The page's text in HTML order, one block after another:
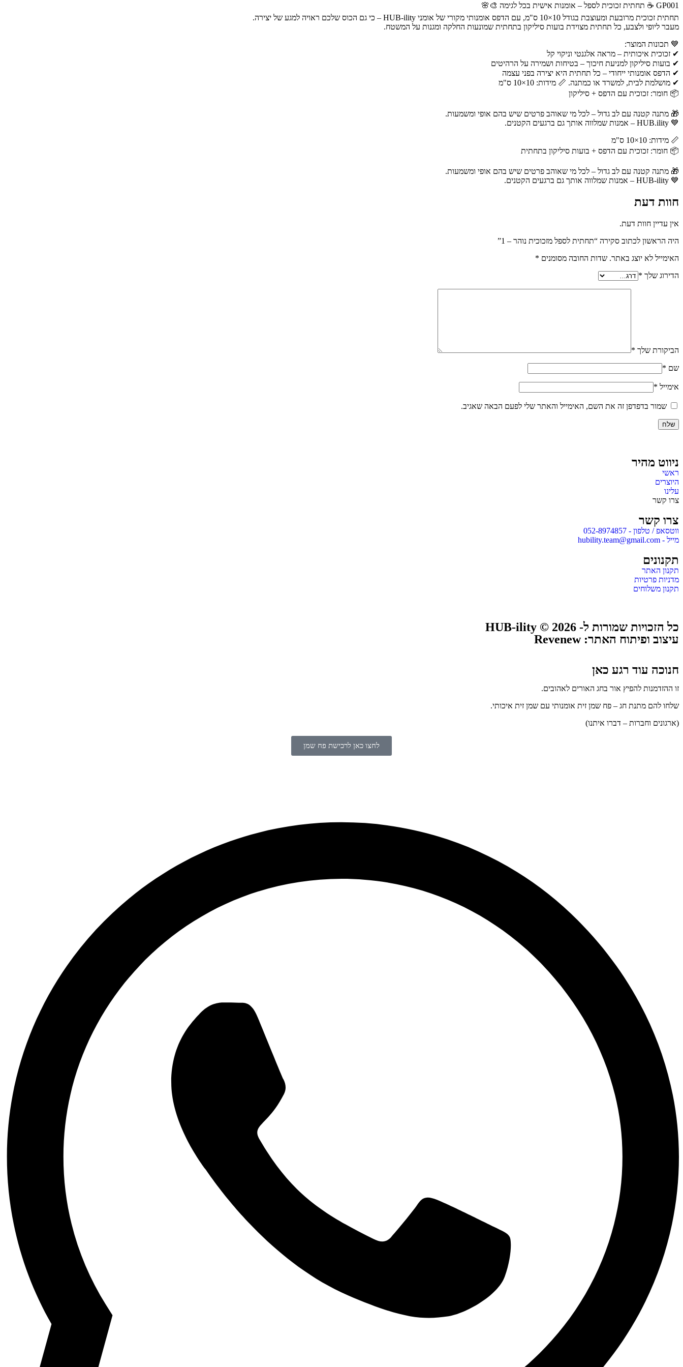
GP001 ☕ תחתית זכוכית לספל – אומנות אישית בכל לגימה 🎨🌸
תחתית זכוכית מרובעת ומעוצבת בגודל 10×10 ס"מ, עם הדפס אומנותי מקורי של אומני HUB-ility – כי גם הכוס שלכם ראויה למגע של יצירה.
מעבר ליופי ולצבע, כל תחתית מצוידת בועות סיליקון בתחתית שמונעות החלקה ומגנות על המשטח.
💙 תכונות המוצר:
✔ זכוכית איכותית – מראה אלגנטי וניקוי קל
✔ בועות סיליקון למניעת חיכוך – בטיחות ושמירה על הרהיטים
✔ הדפס אומנותי ייחודי – כל תחתית היא יצירה בפני עצמה
✔ מושלמת לבית, למשרד או כמתנה. 📏 מידות: 10×10 ס"מ
📦 חומר: זכוכית עם הדפס + סיליקון
🎁 מתנה קטנה עם לב גדול – לכל מי שאוהב פרטים שיש בהם אופי ומשמעות.
💙 HUB.ility – אמנות שמלווה אותך גם ברגעים הקטנים.
📏 מידות: 10×10 ס"מ
📦 חומר: זכוכית עם הדפס + בועות סיליקון בתחתית
🎁 מתנה קטנה עם לב גדול – לכל מי שאוהב פרטים שיש בהם אופי ומשמעות.
💙 HUB-ility – אמנות שמלווה אותך גם ברגעים הקטנים.
חוות דעת
אין עדיין חוות דעת.
היה הראשון לכתוב סקירה “תחתית לספל מזכוכית נוהר – 1”
האימייל לא יוצג באתר. שדות החובה מסומנים *
הדירוג שלך *
הביקורת שלך *
שם *
אימייל *
שמור בדפדפן זה את השם, האימייל והאתר שלי לפעם הבאה שאגיב.
ניווט מהיר
ראשי
היוצרים
עלינו
צרו קשר
צרו קשר
ווטסאפ / טלפון - 052-8974857
מייל - hubility.team@gmail.com
תקנונים
תקנון האתר
מדניות פרטיות
תקנון משלוחים
כל הזכויות שמורות ל- HUB-ility © 2026
עיצוב ופיתוח האתר: Revenew
חנוכה עוד רגע כאן
זו ההזדמנות להפיץ אור בחג האורים לאהובים.
שלחו להם מתנת חג – פח שמן זית אומנותי עם שמן זית איכותי.
(ארגונים וחברות – דברו איתנו)
לחצו כאן לרכישת פח שמן